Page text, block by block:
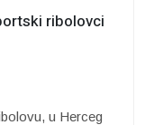
ribolovci
u Herceg